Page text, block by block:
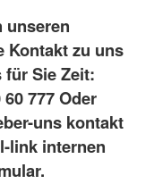
unseren
Kontakt zu uns
für Sie Zeit:
777Oder
uns kontakt
link internen